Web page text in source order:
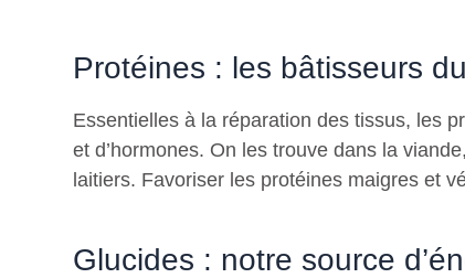
Protéines : les bâtisseurs
Essentielles à la réparation des tissus, les
et d’hormones. On les trouve dans la
laitiers. Favoriser les protéines maigres et
Glucides : notre source